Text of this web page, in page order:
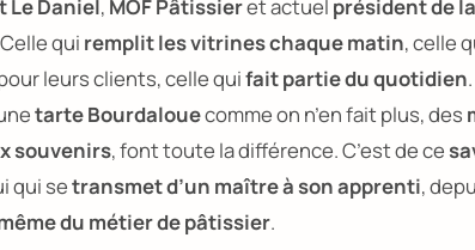
Le Daniel, MOF Pâtissieret actuel président de
qui remplit les vitrines chaque matin, celle
leurs clients, celle quifait partie du quotidien
tarte Bourdalouecomme on n’en fait plus, des
souvenirs, font toute la différence. C’est de ce
qui setransmet d’un maître à son apprenti,
du métier de pâtissier.